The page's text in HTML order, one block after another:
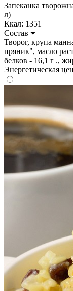
Запеканка
л)
Ккал: 1351
Состав
Творог, крупа
пряник", масло
белков - 16,1 г .,
Энергетическая